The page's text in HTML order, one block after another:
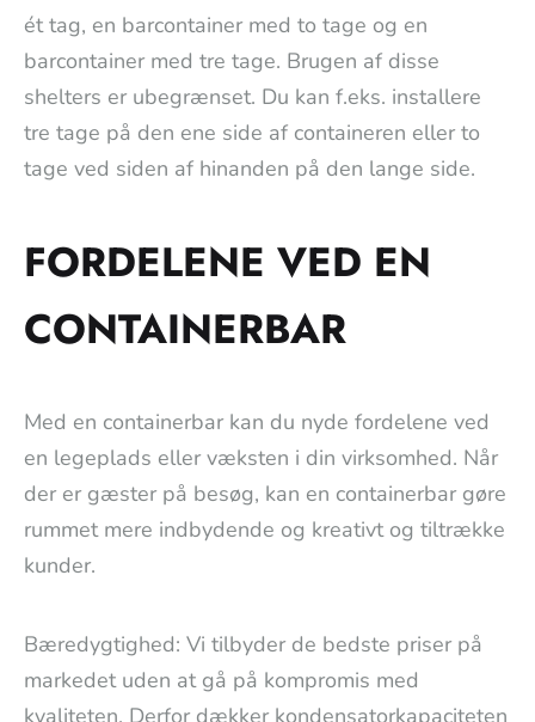
ét tag, en barcontainer med to tage og en
barcontainer med tre tage. Brugen af disse
shelters er ubegrænset. Du kan f.eks. installere
tre tage på den ene side af containeren eller to
tage ved siden af hinanden på den lange side.
FORDELENE VED EN
CONTAINERBAR
Med en containerbar kan du nyde fordelene ved
en legeplads eller væksten i din virksomhed. Når
der er gæster på besøg, kan en containerbar gøre
rummet mere indbydende og kreativt og tiltrække
kunder.
Bæredygtighed: Vi tilbyder de bedste priser på
markedet uden at gå på kompromis med
kvaliteten. Derfor dækker kondensatorkapaciteten